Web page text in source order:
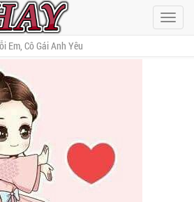
Hiện
menu
Em, Cô Gái Anh Yêu